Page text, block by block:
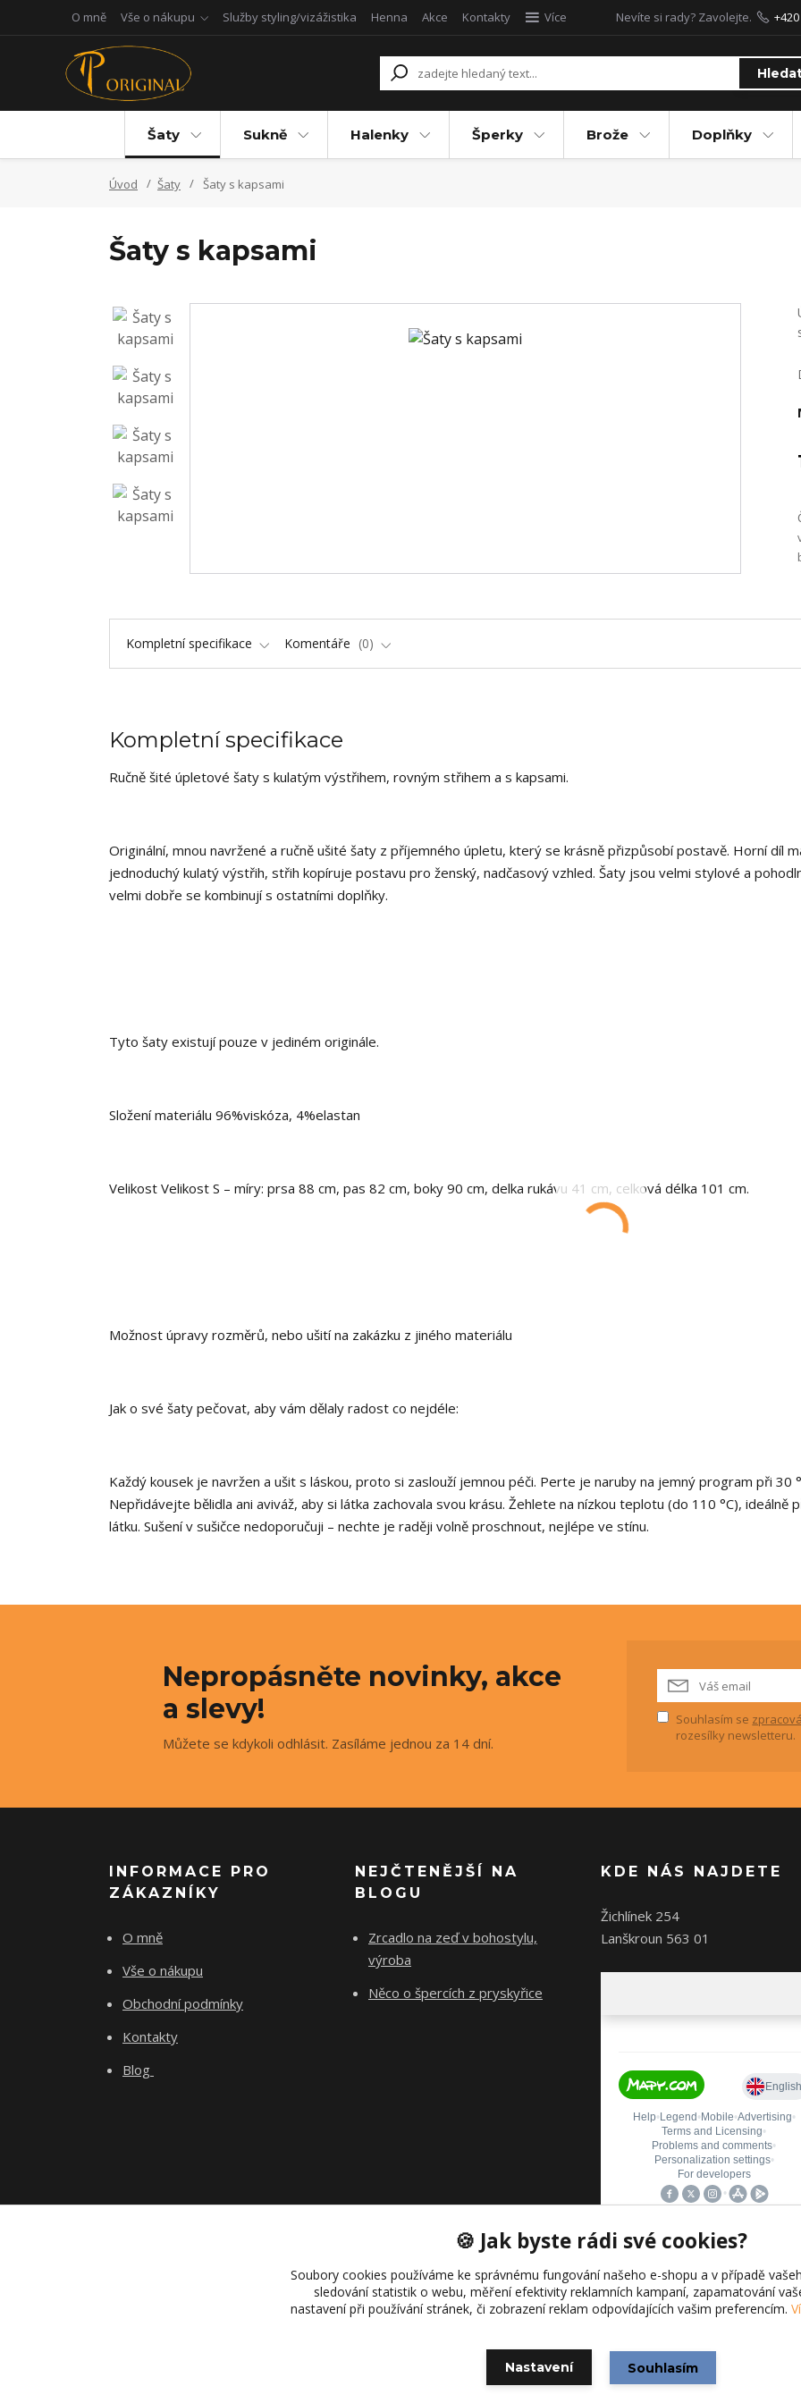
O mně Vše o nákupu Služby styling/vizážistika Henna Akce Kontakty Více Nevíte si rady? Zavolejte.
Šaty Sukně Halenky Šperky Brože Doplňky
Úvod Šaty Šaty s kapsami
Šaty s kapsami
Kompletní specifikace Komentáře 0
Kompletní specifikace
Ručně šité úpletové šaty s kulatým výstřihem, rovným střihem a s kapsami.
Originální, mnou navržené a ručně ušité šaty z příjemného úpletu, který se krásně přizpůsobí postavě. Horní díl
jednoduchý kulatý výstřih, střih kopíruje postavu pro ženský, nadčasový vzhled. Šaty jsou velmi stylové a
velmi dobře se kombinují s ostatními doplňky.
Tyto šaty existují pouze v jediném originále.
Složení materiálu 96%viskóza, 4%elastan
Velikost Velikost S – míry: prsa 88 cm, pas 82 cm, boky 90 cm, delka rukávu 41 cm, celková délka 101 cm.
Možnost úpravy rozměrů, nebo ušití na zakázku z jiného materiálu
Jak o své šaty pečovat, aby vám dělaly radost co nejdéle:
Každý kousek je navržen a ušit s láskou, proto si zaslouží jemnou péči. Perte je naruby na jemný program při 30
Nepřidávejte bělidla ani aviváž, aby si látka zachovala svou krásu. Žehlete na nízkou teplotu (do 110 °C), ideálně
látku. Sušení v sušičce nedoporučuji – nechte je raději volně proschnout, nejlépe ve stínu.
Nepropásněte novinky, akce
a slevy!
Můžete se kdykoli odhlásit. Zasíláme jednou za 14 dní.
Souhlasím se
rozesílky newsletteru.
INFORMACE PRO
ZÁKAZNÍKY
O mně
Vše o nákupu
Obchodní podmínky
Kontakty
Blog
NEJČTENĚJŠÍ NA
BLOGU
Zrcadlo na zeď v bohostylu,
výroba
Něco o špercích z pryskyřice
KDE NÁS NAJDETE
Žichlínek 254
Lanškroun 563 01
Vytvořeno na Eshop-rychle.cz
🍪 Jak byste rádi své cookies?
Soubory cookies používáme ke správnému fungování našeho e-shopu a v případě
sledování statistik o webu, měření efektivity reklamních kampaní, zapamatování
nastavení při používání stránek, či zobrazení reklam odpovídajících vašim preferencím.
Nastavení Souhlasím